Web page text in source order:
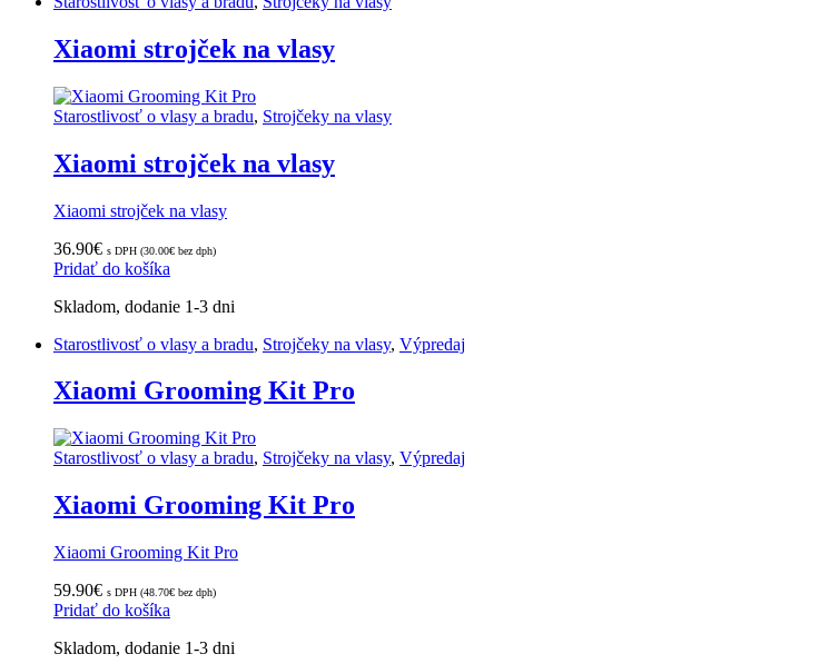
Xiaomi strojček na vlasy
Starostlivosť o vlasy a bradu, Strojčeky na vlasy
Xiaomi strojček na vlasy
Xiaomi strojček na vlasy
36.90€ s DPH (30.00€ bez dph)
Pridať do košíka
Skladom, dodanie 1-3 dni
Starostlivosť o vlasy a bradu, Strojčeky na vlasy, Výpredaj
Xiaomi Grooming Kit Pro
Starostlivosť o vlasy a bradu, Strojčeky na vlasy, Výpredaj
Xiaomi Grooming Kit Pro
Xiaomi Grooming Kit Pro
59.90€ s DPH (48.70€ bez dph)
Pridať do košíka
Skladom, dodanie 1-3 dni